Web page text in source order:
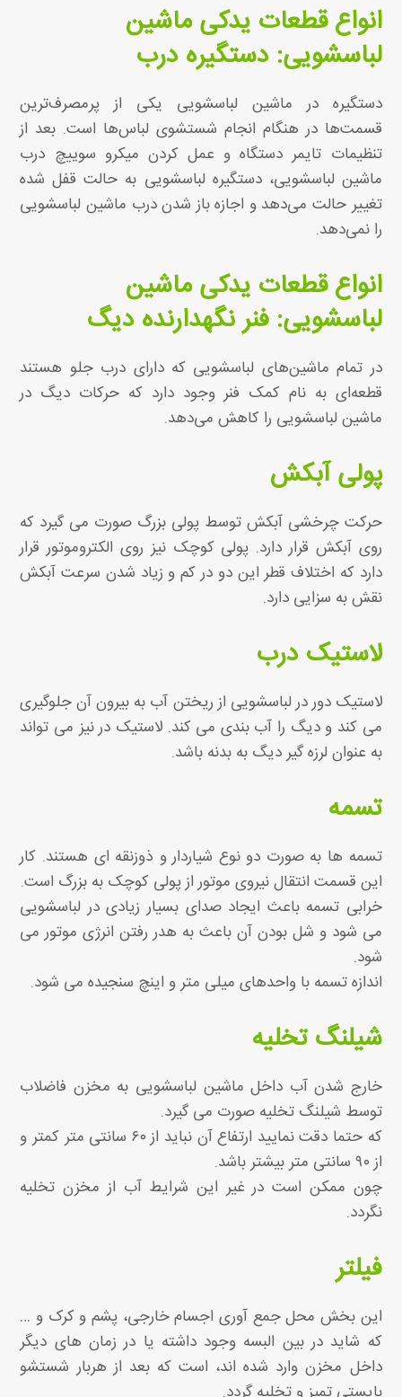
انواع قطعات یدکی ماشین
لباسشویی: دستگیره درب
دستگیره در ماشین لباسشویی یکی از پرمصرف‌ترین
قسمت‌ها در هنگام انجام شستشوی لباس‌ها است. بعد از
تنظیمات تایمر دستگاه و عمل کردن میکرو سوییچ درب
ماشین لباسشویی، دستگیره لباسشویی به حالت قفل شده
تغییر حالت می‌دهد و اجازه باز شدن درب ماشین لباسشویی
را نمی‌دهد.
انواع قطعات یدکی ماشین
لباسشویی: فنر نگهدارنده دیگ
در تمام ماشین‌های لباسشویی که دارای درب جلو هستند
قطعه‌ای به نام کمک‌ فنر وجود دارد که حرکات دیگ در
ماشین لباسشویی را کاهش می‌دهد.
پولی آبکش
حرکت چرخشی آبکش توسط پولی بزرگ صورت می گیرد که
روی آبکش قرار دارد. پولی کوچک نیز روی الکتروموتور قرار
دارد که اختلاف قطر این دو در کم و زیاد شدن سرعت آبکش
نقش به سزایی دارد.
لاستیک درب
لاستیک دور در لباسشویی از ریختن آب به بیرون آن جلوگیری
می کند و دیگ را آب بندی می کند. لاستیک در نیز می تواند
به عنوان لرزه گیر دیگ به بدنه باشد.
تسمه
تسمه ها به صورت دو نوع شیاردار و ذوزنقه ای هستند. کار
این قسمت انتقال نیروی موتور از پولی کوچک به بزرگ است.
خرابی تسمه باعث ایجاد صدای بسیار زیادی در لباسشویی
می شود و شل بودن آن باعث به هدر رفتن انرژی موتور می
شود.
اندازه تسمه با واحدهای میلی متر و اینچ سنجیده می شود.
شیلنگ تخلیه
خارج شدن آب داخل ماشین لباسشویی به مخزن فاضلاب
توسط شیلنگ تخلیه صورت می گیرد.
که حتما دقت نمایید ارتفاع آن نباید از ۶۰ سانتی متر کمتر و
از ۹۰ سانتی متر بیشتر باشد.
چون ممکن است در غیر این شرایط آب از مخزن تخلیه
نگردد.
فیلتر
این بخش محل جمع آوری اجسام خارجی، پشم و کرک و …
که شاید در بین البسه وجود داشته یا در زمان های دیگر
داخل مخزن وارد شده اند، است که بعد از هربار شستشو